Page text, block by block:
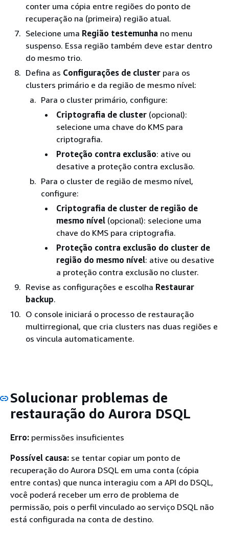
conter uma cópia entre regiões do ponto de
recuperação na (primeira) região atual.
Selecione uma Região testemunha no menu
suspenso. Essa região também deve estar dentro
do mesmo trio.
Defina as Configurações de cluster para os
clusters primário e da região de mesmo nível:
Para o cluster primário, configure:
Criptografia de cluster (opcional):
selecione uma chave do KMS para
criptografia.
Proteção contra exclusão: ative ou
desative a proteção contra exclusão.
Para o cluster de região de mesmo nível,
configure:
Criptografia de cluster de região de
mesmo nível (opcional): selecione uma
chave do KMS para criptografia.
Proteção contra exclusão do cluster de
região do mesmo nível: ative ou desative
a proteção contra exclusão no cluster.
Revise as configurações e escolha Restaurar
backup.
O console iniciará o processo de restauração
multirregional, que cria clusters nas duas regiões e
os vincula automaticamente.
Solucionar problemas de
restauração do Aurora DSQL
Erro: permissões insuficientes
Possível causa: se tentar copiar um ponto de
recuperação do Aurora DSQL em uma conta (cópia
entre contas) que nunca interagiu com a API do DSQL,
você poderá receber um erro de problema de
permissão, pois o perfil vinculado ao serviço DSQL não
está configurada na conta de destino.